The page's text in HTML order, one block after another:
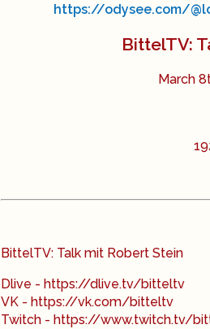
https://odysee.com/
BittelTV:
March
BittelTV: Talk mit Robert Stein
Dlive - https://dlive.tv/bitteltv
VK - https://vk.com/bitteltv
Twitch - https://www.twitch.tv/